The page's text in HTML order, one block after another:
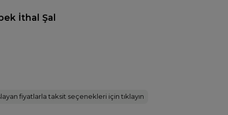
İthal Şal
fiyatlarla taksit seçenekleri için tıklayın